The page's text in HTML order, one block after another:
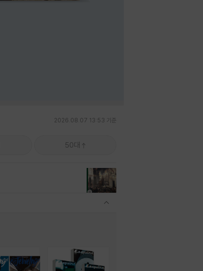
2026.08.07 13:53 기준
50대